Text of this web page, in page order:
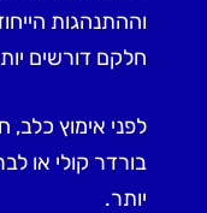
וההתנהגות
חלקם דורשים
לפני אימוץ
בורדר קולי או
יותר.